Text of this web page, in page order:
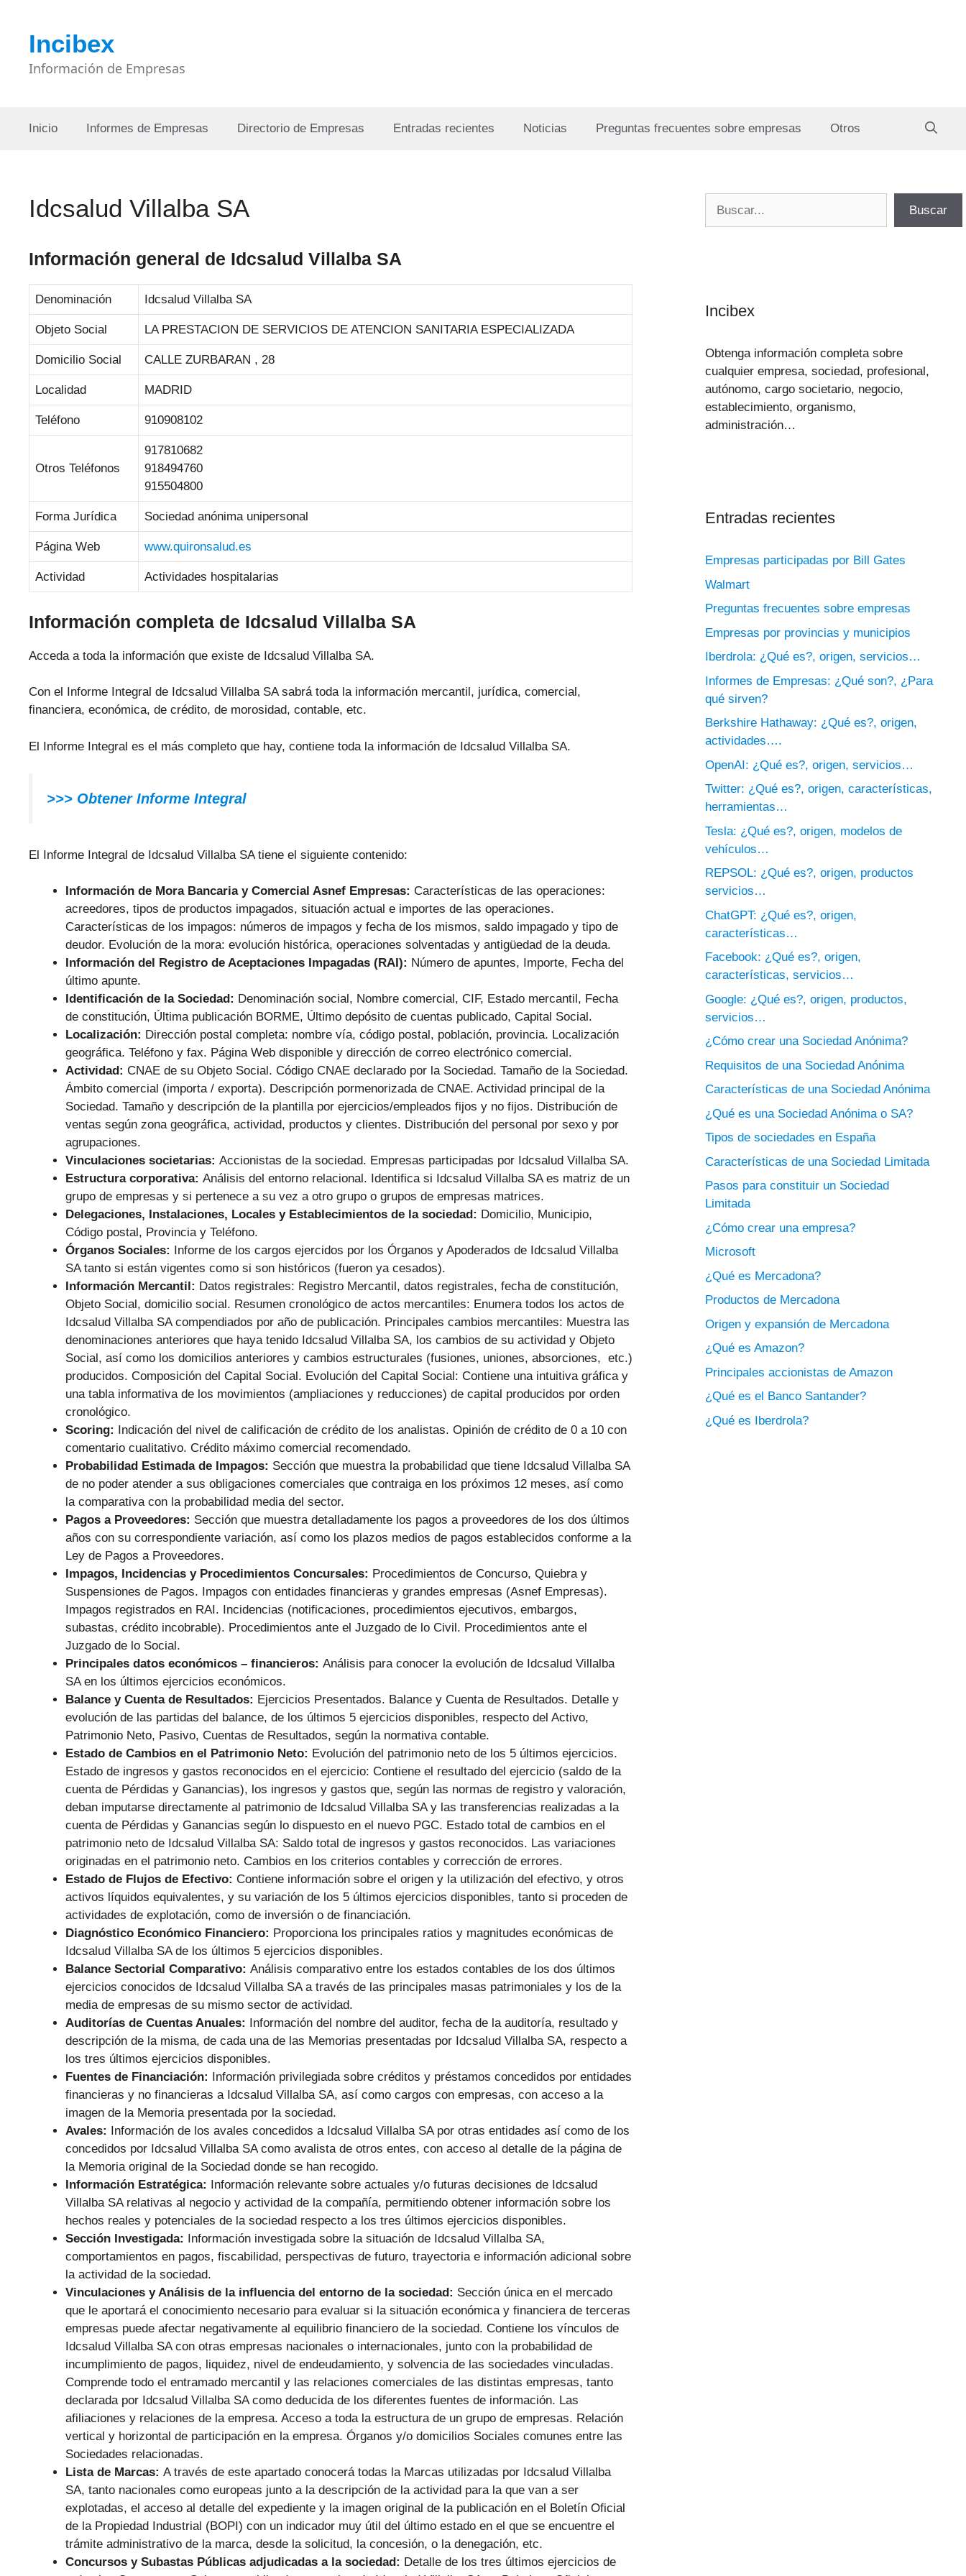
contenidoIncibex
Información de Empresas
Inicio Informes de Empresas Directorio de Empresas Entradas recientes Noticias Preguntas frecuentes sobre empresas Otros
Idcsalud Villalba SA
Información general de Idcsalud Villalba SA
Denominación Idcsalud Villalba SA
Objeto Social LA PRESTACION DE SERVICIOS DE ATENCION SANITARIA ESPECIALIZADA
Domicilio Social CALLE ZURBARAN , 28
Localidad MADRID
Teléfono 910908102
Otros Teléfonos
917810682
918494760
915504800
Forma Jurídica Sociedad anónima unipersonal
Página Web www.quironsalud.es
Actividad Actividades hospitalarias
Información completa de Idcsalud Villalba SA
Acceda a toda la información que existe de Idcsalud Villalba SA.
Con el Informe Integral de Idcsalud Villalba SA sabrá toda la información mercantil, jurídica, comercial,
financiera, económica, de crédito, de morosidad, contable, etc.
El Informe Integral es el más completo que hay, contiene toda la información de Idcsalud Villalba SA.
>>> Obtener Informe Integral
El Informe Integral de Idcsalud Villalba SA tiene el siguiente contenido:
Información de Mora Bancaria y Comercial Asnef Empresas: Características de las operaciones:
acreedores, tipos de productos impagados, situación actual e importes de las operaciones.
Características de los impagos: números de impagos y fecha de los mismos, saldo impagado y tipo de
deudor. Evolución de la mora: evolución histórica, operaciones solventadas y antigüedad de la deuda.
Información del Registro de Aceptaciones Impagadas (RAI): Número de apuntes, Importe, Fecha del
último apunte.
Identificación de la Sociedad: Denominación social, Nombre comercial, CIF, Estado mercantil, Fecha
de constitución, Última publicación BORME, Último depósito de cuentas publicado, Capital Social.
Localización: Dirección postal completa: nombre vía, código postal, población, provincia. Localización
geográfica. Teléfono y fax. Página Web disponible y dirección de correo electrónico comercial.
Actividad: CNAE de su Objeto Social. Código CNAE declarado por la Sociedad. Tamaño de la Sociedad.
Ámbito comercial (importa / exporta). Descripción pormenorizada de CNAE. Actividad principal de la
Sociedad. Tamaño y descripción de la plantilla por ejercicios/empleados fijos y no fijos. Distribución de
ventas según zona geográfica, actividad, productos y clientes. Distribución del personal por sexo y por
agrupaciones.
Vinculaciones societarias: Accionistas de la sociedad. Empresas participadas por Idcsalud Villalba SA.
Estructura corporativa: Análisis del entorno relacional. Identifica si Idcsalud Villalba SA es matriz de un
grupo de empresas y si pertenece a su vez a otro grupo o grupos de empresas matrices.
Delegaciones, Instalaciones, Locales y Establecimientos de la sociedad: Domicilio, Municipio,
Código postal, Provincia y Teléfono.
Órganos Sociales: Informe de los cargos ejercidos por los Órganos y Apoderados de Idcsalud Villalba
SA tanto si están vigentes como si son históricos (fueron ya cesados).
Información Mercantil: Datos registrales: Registro Mercantil, datos registrales, fecha de constitución,
Objeto Social, domicilio social. Resumen cronológico de actos mercantiles: Enumera todos los actos de
Idcsalud Villalba SA compendiados por año de publicación. Principales cambios mercantiles: Muestra las
denominaciones anteriores que haya tenido Idcsalud Villalba SA, los cambios de su actividad y Objeto
Social, así como los domicilios anteriores y cambios estructurales (fusiones, uniones, absorciones, etc.)
producidos. Composición del Capital Social. Evolución del Capital Social: Contiene una intuitiva gráfica y
una tabla informativa de los movimientos (ampliaciones y reducciones) de capital producidos por orden
cronológico.
Scoring: Indicación del nivel de calificación de crédito de los analistas. Opinión de crédito de 0 a 10 con
comentario cualitativo. Crédito máximo comercial recomendado.
Probabilidad Estimada de Impagos: Sección que muestra la probabilidad que tiene Idcsalud Villalba SA
de no poder atender a sus obligaciones comerciales que contraiga en los próximos 12 meses, así como
la comparativa con la probabilidad media del sector.
Pagos a Proveedores: Sección que muestra detalladamente los pagos a proveedores de los dos últimos
años con su correspondiente variación, así como los plazos medios de pagos establecidos conforme a la
Ley de Pagos a Proveedores.
Impagos, Incidencias y Procedimientos Concursales: Procedimientos de Concurso, Quiebra y
Suspensiones de Pagos. Impagos con entidades financieras y grandes empresas (Asnef Empresas).
Impagos registrados en RAI. Incidencias (notificaciones, procedimientos ejecutivos, embargos,
subastas, crédito incobrable). Procedimientos ante el Juzgado de lo Civil. Procedimientos ante el
Juzgado de lo Social.
Principales datos económicos – financieros: Análisis para conocer la evolución de Idcsalud Villalba
SA en los últimos ejercicios económicos.
Balance y Cuenta de Resultados: Ejercicios Presentados. Balance y Cuenta de Resultados. Detalle y
evolución de las partidas del balance, de los últimos 5 ejercicios disponibles, respecto del Activo,
Patrimonio Neto, Pasivo, Cuentas de Resultados, según la normativa contable.
Estado de Cambios en el Patrimonio Neto: Evolución del patrimonio neto de los 5 últimos ejercicios.
Estado de ingresos y gastos reconocidos en el ejercicio: Contiene el resultado del ejercicio (saldo de la
cuenta de Pérdidas y Ganancias), los ingresos y gastos que, según las normas de registro y valoración,
deban imputarse directamente al patrimonio de Idcsalud Villalba SA y las transferencias realizadas a la
cuenta de Pérdidas y Ganancias según lo dispuesto en el nuevo PGC. Estado total de cambios en el
patrimonio neto de Idcsalud Villalba SA: Saldo total de ingresos y gastos reconocidos. Las variaciones
originadas en el patrimonio neto. Cambios en los criterios contables y corrección de errores.
Estado de Flujos de Efectivo: Contiene información sobre el origen y la utilización del efectivo, y otros
activos líquidos equivalentes, y su variación de los 5 últimos ejercicios disponibles, tanto si proceden de
actividades de explotación, como de inversión o de financiación.
Diagnóstico Económico Financiero: Proporciona los principales ratios y magnitudes económicas de
Idcsalud Villalba SA de los últimos 5 ejercicios disponibles.
Balance Sectorial Comparativo: Análisis comparativo entre los estados contables de los dos últimos
ejercicios conocidos de Idcsalud Villalba SA a través de las principales masas patrimoniales y los de la
media de empresas de su mismo sector de actividad.
Auditorías de Cuentas Anuales: Información del nombre del auditor, fecha de la auditoría, resultado y
descripción de la misma, de cada una de las Memorias presentadas por Idcsalud Villalba SA, respecto a
los tres últimos ejercicios disponibles.
Fuentes de Financiación: Información privilegiada sobre créditos y préstamos concedidos por entidades
financieras y no financieras a Idcsalud Villalba SA, así como cargos con empresas, con acceso a la
imagen de la Memoria presentada por la sociedad.
Avales: Información de los avales concedidos a Idcsalud Villalba SA por otras entidades así como de los
concedidos por Idcsalud Villalba SA como avalista de otros entes, con acceso al detalle de la página de
la Memoria original de la Sociedad donde se han recogido.
Información Estratégica: Información relevante sobre actuales y/o futuras decisiones de Idcsalud
Villalba SA relativas al negocio y actividad de la compañía, permitiendo obtener información sobre los
hechos reales y potenciales de la sociedad respecto a los tres últimos ejercicios disponibles.
Sección Investigada: Información investigada sobre la situación de Idcsalud Villalba SA,
comportamientos en pagos, fiscabilidad, perspectivas de futuro, trayectoria e información adicional sobre
la actividad de la sociedad.
Vinculaciones y Análisis de la influencia del entorno de la sociedad: Sección única en el mercado
que le aportará el conocimiento necesario para evaluar si la situación económica y financiera de terceras
empresas puede afectar negativamente al equilibrio financiero de la sociedad. Contiene los vínculos de
Idcsalud Villalba SA con otras empresas nacionales o internacionales, junto con la probabilidad de
incumplimiento de pagos, liquidez, nivel de endeudamiento, y solvencia de las sociedades vinculadas.
Comprende todo el entramado mercantil y las relaciones comerciales de las distintas empresas, tanto
declarada por Idcsalud Villalba SA como deducida de los diferentes fuentes de información. Las
afiliaciones y relaciones de la empresa. Acceso a toda la estructura de un grupo de empresas. Relación
vertical y horizontal de participación en la empresa. Órganos y/o domicilios Sociales comunes entre las
Sociedades relacionadas.
Lista de Marcas: A través de este apartado conocerá todas la Marcas utilizadas por Idcsalud Villalba
SA, tanto nacionales como europeas junto a la descripción de la actividad para la que van a ser
explotadas, el acceso al detalle del expediente y la imagen original de la publicación en el Boletín Oficial
de la Propiedad Industrial (BOPI) con un indicador muy útil del último estado en el que se encuentre el
trámite administrativo de la marca, desde la solicitud, la concesión, o la denegación, etc.
Concursos y Subastas Públicas adjudicadas a la sociedad: Detalle de los tres últimos ejercicios de
Buscar
Incibex
Obtenga información completa sobre
cualquier empresa, sociedad, profesional,
autónomo, cargo societario, negocio,
establecimiento, organismo,
administración…
Entradas recientes
Empresas participadas por Bill Gates
Walmart
Preguntas frecuentes sobre empresas
Empresas por provincias y municipios
Iberdrola: ¿Qué es?, origen, servicios…
Informes de Empresas: ¿Qué son?, ¿Para
qué sirven?
Berkshire Hathaway: ¿Qué es?, origen,
actividades….
OpenAI: ¿Qué es?, origen, servicios…
Twitter: ¿Qué es?, origen, características,
herramientas…
Tesla: ¿Qué es?, origen, modelos de
vehículos…
REPSOL: ¿Qué es?, origen, productos
servicios…
ChatGPT: ¿Qué es?, origen,
características…
Facebook: ¿Qué es?, origen,
características, servicios…
Google: ¿Qué es?, origen, productos,
servicios…
¿Cómo crear una Sociedad Anónima?
Requisitos de una Sociedad Anónima
Características de una Sociedad Anónima
¿Qué es una Sociedad Anónima o SA?
Tipos de sociedades en España
Características de una Sociedad Limitada
Pasos para constituir un Sociedad
Limitada
¿Cómo crear una empresa?
Microsoft
¿Qué es Mercadona?
Productos de Mercadona
Origen y expansión de Mercadona
¿Qué es Amazon?
Principales accionistas de Amazon
¿Qué es el Banco Santander?
¿Qué es Iberdrola?